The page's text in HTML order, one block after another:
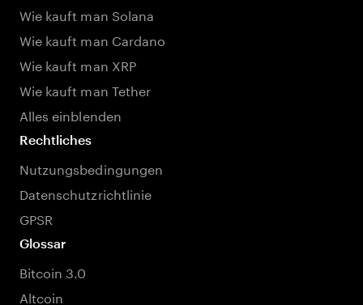
Wie kauft man Solana
Wie kauft man Cardano
Wie kauft man XRP
Wie kauft man Tether
Alles einblenden
Rechtliches
Nutzungsbedingungen
Datenschutzrichtlinie
GPSR
Glossar
Bitcoin 3.0
Altcoin